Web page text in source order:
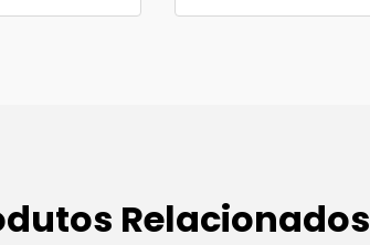
Relacionados